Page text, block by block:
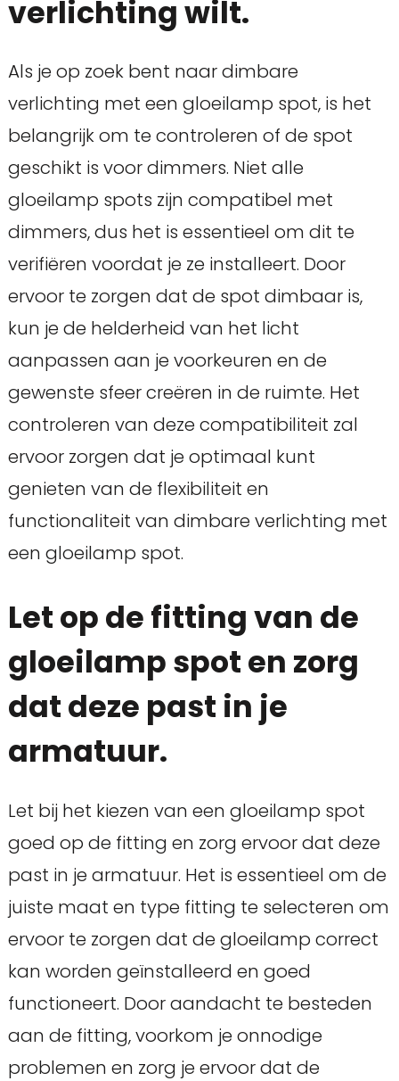
verlichting wilt.
Als je op zoek bent naar dimbare
verlichting met een gloeilamp spot, is het
belangrijk om te controleren of de spot
geschikt is voor dimmers. Niet alle
gloeilamp spots zijn compatibel met
dimmers, dus het is essentieel om dit te
verifiëren voordat je ze installeert. Door
ervoor te zorgen dat de spot dimbaar is,
kun je de helderheid van het licht
aanpassen aan je voorkeuren en de
gewenste sfeer creëren in de ruimte. Het
controleren van deze compatibiliteit zal
ervoor zorgen dat je optimaal kunt
genieten van de flexibiliteit en
functionaliteit van dimbare verlichting met
een gloeilamp spot.
Let op de fitting van de
gloeilamp spot en zorg
dat deze past in je
armatuur.
Let bij het kiezen van een gloeilamp spot
goed op de fitting en zorg ervoor dat deze
past in je armatuur. Het is essentieel om de
juiste maat en type fitting te selecteren om
ervoor te zorgen dat de gloeilamp correct
kan worden geïnstalleerd en goed
functioneert. Door aandacht te besteden
aan de fitting, voorkom je onnodige
problemen en zorg je ervoor dat de